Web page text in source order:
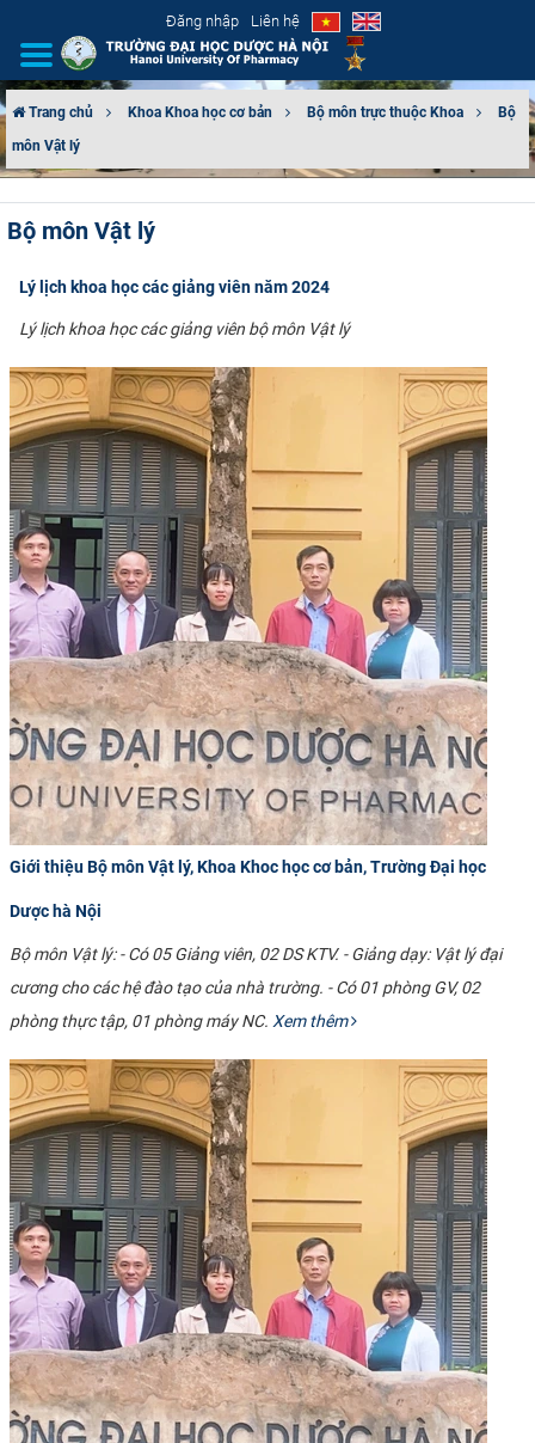
Đăng nhập Liên hệ
GIỚI THIỆU
CƠ CẤU TỔ CHỨC
TUYỂN SINH
ĐÀO TẠO
ĐẢM BẢO CHẤT LƯỢNG
KHOA HỌC CÔNG NGHỆ
HTQT
CỰU NGƯỜI HỌC
Trang chủ Khoa Khoa học cơ bản Bộ môn trực thuộc Khoa
Bộ
môn Vật lý
Bộ môn Vật lý
Lý lịch khoa học các giảng viên năm 2024
Lý lịch khoa học các giảng viên bộ môn Vật lý
Giới thiệu Bộ môn Vật lý, Khoa Khoc học cơ bản, Trường Đại học
Dược hà Nội
Bộ môn Vật lý: - Có 05 Giảng viên, 02 DS KTV. - Giảng dạy: Vật lý đại
cương cho các hệ đào tạo của nhà trường. - Có 01 phòng GV, 02
phòng thực tập, 01 phòng máy NC. Xem thêm